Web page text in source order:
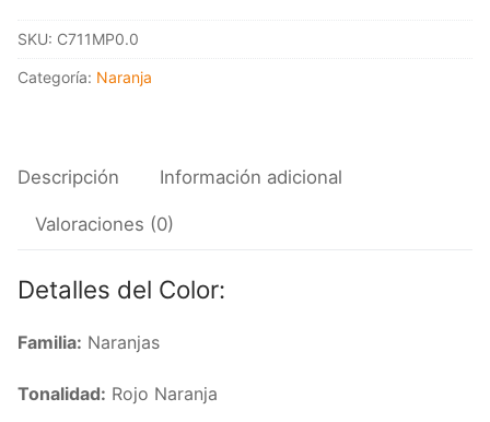
18/350
cantidad
SKU: C711MP0.0
Categoría: Naranja
Descripción Información adicional
Valoraciones (0)
Detalles del Color:
Familia: Naranjas
Tonalidad: Rojo Naranja